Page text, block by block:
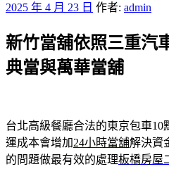
發
於
2025 年 4 月 23 日 作者: admin
新竹當舖依照三重汽
典當與萬華當舖
台北高級餐廳合法的東京包車10
運成本會增加24小時當舖解決資
的問題做最有效的處理板橋房屋